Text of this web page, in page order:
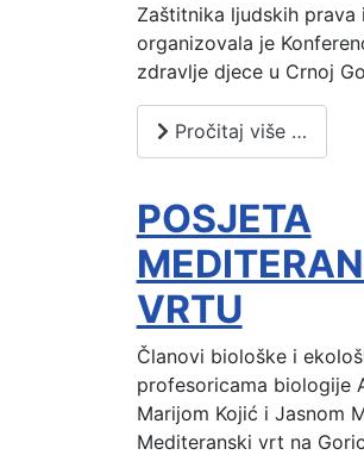
Zaštitnika ljudskih prava
organizovala je
zdravlje djece u Crnoj
Pročitaj više …
POSJETA
VRTU
Članovi biološke i
profesoricama biologije
Marijom Kojić i Jasnom
Mediteranski vrt na